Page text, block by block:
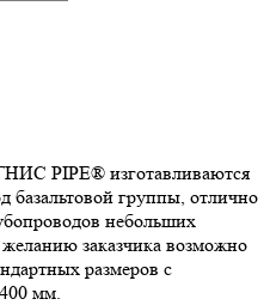
PIPE® изготавливаются
базальтовой группы, отлично
небольших
заказчика возможно
размеров с
мм.